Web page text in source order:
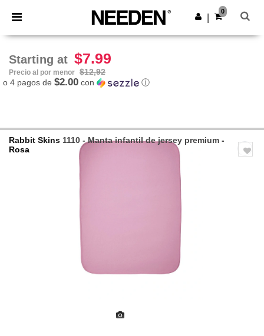
× App de Needen
¡Mejores precios en app!
Descargar app
0
Starting at $7.99
Precio al por menor $12,92
o 4 pagos de $2.00 con ⓘ
Rabbit Skins 1110 - Manta infantil de jersey premium -
Rosa